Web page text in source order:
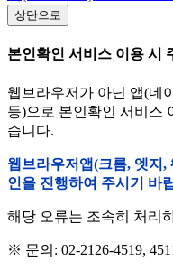
상단으로
본인확인 서비스 이용 시
웹브라우저가 아닌 앱(네
등)으로 본인확인 서비스
습니다.
웹브라우저앱(크롬, 엣지
인을 진행하여 주시기 바
해당 오류는 조속히 처리
※ 문의: 02-2126-4519,